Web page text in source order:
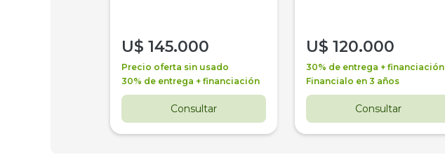
U$ 145.000
Precio oferta sin usado
30% de entrega + financiación
Consultar
U$ 120.000
30% de entrega + financiación
Financialo en 3 años
Consultar